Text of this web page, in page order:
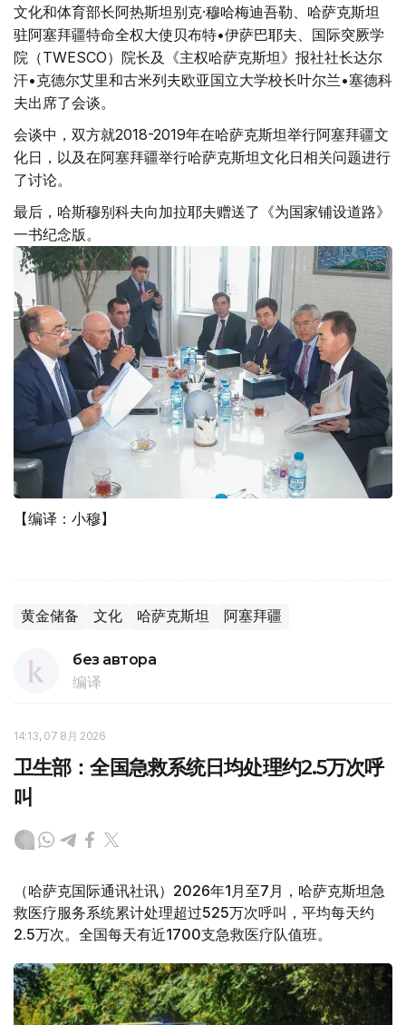
文化和体育部长阿热斯坦别克·穆哈梅迪吾勒、哈萨克斯坦
驻阿塞拜疆特命全权大使贝布特•伊萨巴耶夫、国际突厥学
院（TWESCO）院长及《主权哈萨克斯坦》报社社长达尔
汗•克德尔艾里和古米列夫欧亚国立大学校长叶尔兰•塞德科
夫出席了会谈。
会谈中，双方就2018-2019年在哈萨克斯坦举行阿塞拜疆文
化日，以及在阿塞拜疆举行哈萨克斯坦文化日相关问题进行
了讨论。
最后，哈斯穆别科夫向加拉耶夫赠送了《为国家铺设道路》
一书纪念版。
【编译：小穆】
黄金储备 文化 哈萨克斯坦 阿塞拜疆
без автора
编译
14:13, 07 8月 2026
卫生部：全国急救系统日均处理约2.5万次呼
叫
（哈萨克国际通讯社讯）2026年1月至7月，哈萨克斯坦急
救医疗服务系统累计处理超过525万次呼叫，平均每天约
2.5万次。全国每天有近1700支急救医疗队值班。